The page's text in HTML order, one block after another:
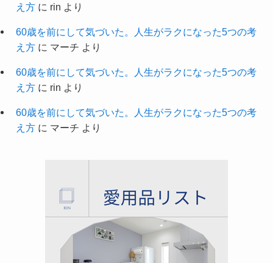
え方に rin より
60歳を前にして気づいた。人生がラクになった5つの考
え方に マーチ より
60歳を前にして気づいた。人生がラクになった5つの考
え方に rin より
60歳を前にして気づいた。人生がラクになった5つの考
え方に マーチ より